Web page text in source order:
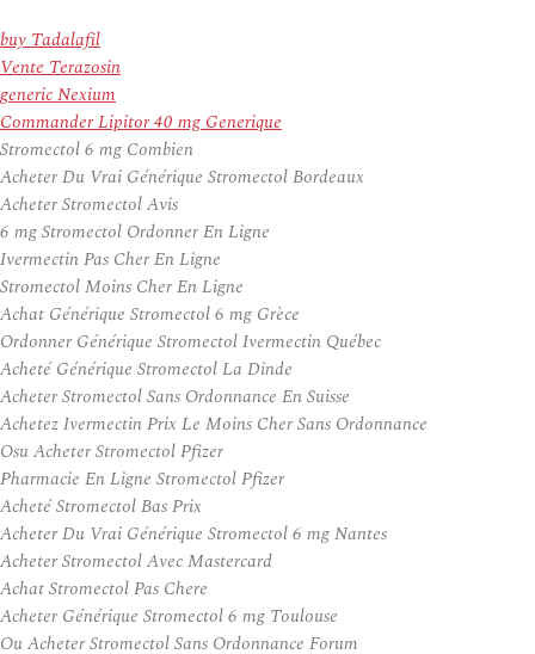
buy Tadalafil
Vente Terazosin
generic Nexium
Commander Lipitor 40 mg Generique
Stromectol 6 mg Combien
Acheter Du Vrai Générique Stromectol Bordeaux
Acheter Stromectol Avis
6 mg Stromectol Ordonner En Ligne
Ivermectin Pas Cher En Ligne
Stromectol Moins Cher En Ligne
Achat Générique Stromectol 6 mg Grèce
Ordonner Générique Stromectol Ivermectin Québec
Acheté Générique Stromectol La Dinde
Acheter Stromectol Sans Ordonnance En Suisse
Achetez Ivermectin Prix Le Moins Cher Sans Ordonnance
Osu Acheter Stromectol Pfizer
Pharmacie En Ligne Stromectol Pfizer
Acheté Stromectol Bas Prix
Acheter Du Vrai Générique Stromectol 6 mg Nantes
Acheter Stromectol Avec Mastercard
Achat Stromectol Pas Chere
Acheter Générique Stromectol 6 mg Toulouse
Ou Acheter Stromectol Sans Ordonnance Forum